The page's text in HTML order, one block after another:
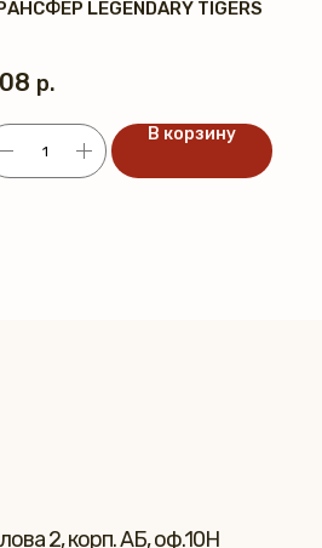
LEGENDARY TIGERS
р.
В корзину
2, корп. АБ, оф.10Н